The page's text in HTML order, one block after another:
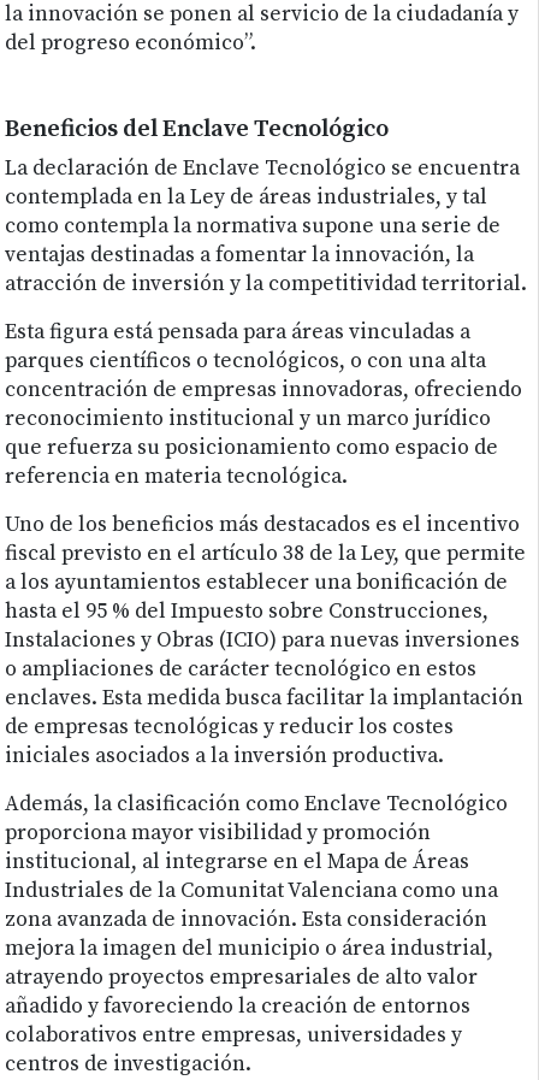
la innovación se ponen al servicio de la ciudadanía y
del progreso económico”.
Beneficios del Enclave Tecnológico
La declaración de Enclave Tecnológico se encuentra
contemplada en la Ley de áreas industriales, y tal
como contempla la normativa supone una serie de
ventajas destinadas a fomentar la innovación, la
atracción de inversión y la competitividad territorial.
Esta figura está pensada para áreas vinculadas a
parques científicos o tecnológicos, o con una alta
concentración de empresas innovadoras, ofreciendo
reconocimiento institucional y un marco jurídico
que refuerza su posicionamiento como espacio de
referencia en materia tecnológica.
Uno de los beneficios más destacados es el incentivo
fiscal previsto en el artículo 38 de la Ley, que permite
a los ayuntamientos establecer una bonificación de
hasta el 95 % del Impuesto sobre Construcciones,
Instalaciones y Obras (ICIO) para nuevas inversiones
o ampliaciones de carácter tecnológico en estos
enclaves. Esta medida busca facilitar la implantación
de empresas tecnológicas y reducir los costes
iniciales asociados a la inversión productiva.
Además, la clasificación como Enclave Tecnológico
proporciona mayor visibilidad y promoción
institucional, al integrarse en el Mapa de Áreas
Industriales de la Comunitat Valenciana como una
zona avanzada de innovación. Esta consideración
mejora la imagen del municipio o área industrial,
atrayendo proyectos empresariales de alto valor
añadido y favoreciendo la creación de entornos
colaborativos entre empresas, universidades y
centros de investigación.